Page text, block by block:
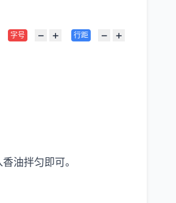
字号 − + 行距 − +
油拌匀即可。